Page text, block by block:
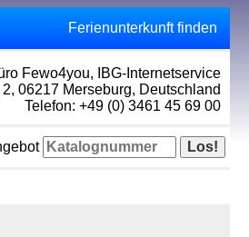
Ferienunterkunft finden
Fewo4you, IBG-Internetservice
06217 Merseburg, Deutschland
Telefon: +49 (0) 3461 45 69 00